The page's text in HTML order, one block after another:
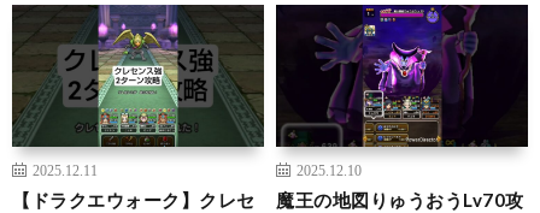
2025.12.11
【ドラクエウォーク】クレセ
2025.12.10
魔王の地図りゅうおうLv70攻